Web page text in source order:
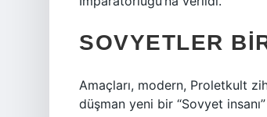
SOVYETLER
Amaçları, modern, Proletkult
düşman yeni bir “Sovyet